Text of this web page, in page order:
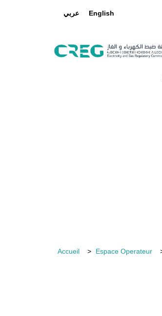
عربي English
Accueil Espace Operateur